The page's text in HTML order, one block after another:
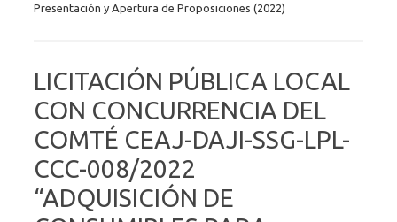
Presentación y Apertura de Proposiciones (2022)
LICITACIÓN PÚBLICA LOCAL
CON CONCURRENCIA DEL
COMTÉ CEAJ-DAJI-SSG-LPL-
CCC-008/2022
“ADQUISICIÓN DE